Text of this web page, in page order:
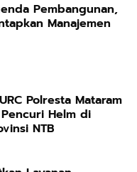
Pembangunan,
Manajemen
Polresta Mataram
Helm di
NTB